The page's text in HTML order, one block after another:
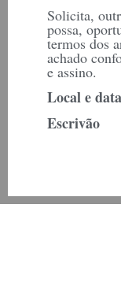
Solicita,
possa,
termos dos
achado
e assino.
Local e data
Escrivão